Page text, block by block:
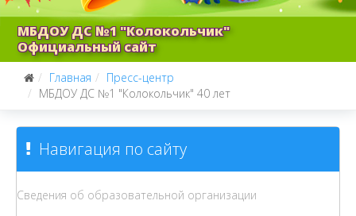
МБДОУ ДС №1 "Колокольчик"
Официальный сайт
Главная
Пресс-центр
МБДОУ ДС №1 "Колокольчик" 40 лет
Навигация по сайту
Сведения об образовательной организации